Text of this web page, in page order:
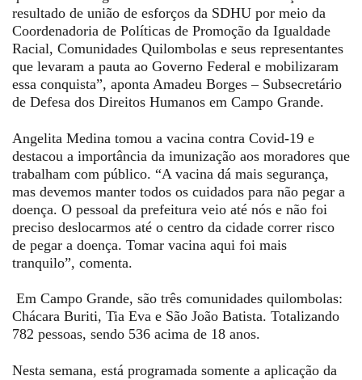
resultado de união de esforços da SDHU por meio da
Coordenadoria de Políticas de Promoção da Igualdade
Racial, Comunidades Quilombolas e seus representantes
que levaram a pauta ao Governo Federal e mobilizaram
essa conquista”, aponta Amadeu Borges – Subsecretário
de Defesa dos Direitos Humanos em Campo Grande.
Angelita Medina tomou a vacina contra Covid-19 e
destacou a importância da imunização aos moradores que
trabalham com público. “A vacina dá mais segurança,
mas devemos manter todos os cuidados para não pegar a
doença. O pessoal da prefeitura veio até nós e não foi
preciso deslocarmos até o centro da cidade correr risco
de pegar a doença. Tomar vacina aqui foi mais
tranquilo”, comenta.
Em Campo Grande, são três comunidades quilombolas:
Chácara Buriti, Tia Eva e São João Batista. Totalizando
782 pessoas, sendo 536 acima de 18 anos.
Nesta semana, está programada somente a aplicação da